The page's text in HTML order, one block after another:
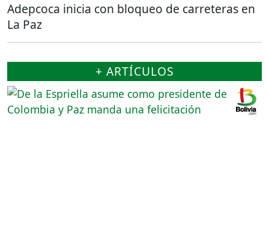
Adepcoca inicia con bloqueo de carreteras en
La Paz
+ ARTÍCULOS